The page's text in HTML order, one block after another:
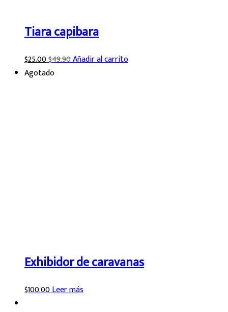
Tiara capibara
$25.00$49.90Añadir al carrito
Agotado
Exhibidor de caravanas
$100.00Leer más